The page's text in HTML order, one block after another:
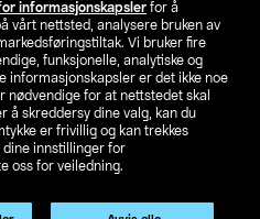
informasjonskapsler for å
vårt nettsted, analysere bruken av
Vi bruker fire
funksjonelle, analytiske og
informasjonskapsler er det ikke noe
nødvendige for at nettstedet skal
å skreddersy dine valg, kan du
er frivillig og kan trekkes
dine innstillinger for
oss for veiledning.
din butikk
NO FI